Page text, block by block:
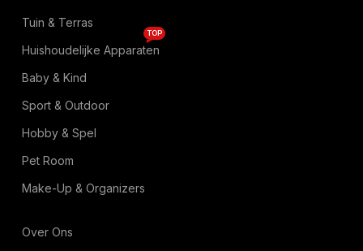
Tuin & Terras
Huishoudelijke Apparaten
TOP
Baby & Kind
Sport & Outdoor
Hobby & Spel
Pet Room
Make-Up & Organizers
Over Ons